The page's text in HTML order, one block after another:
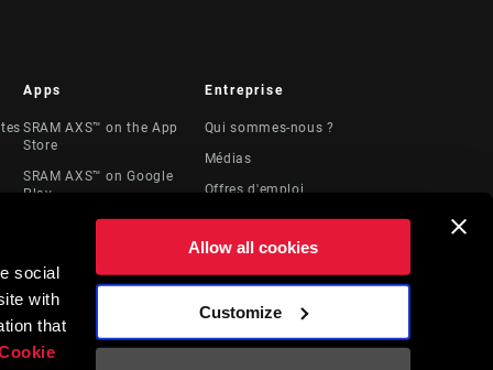
social
with
that
Allow all cookies
Customize
Apps
SRAM AXS™ on the App
Store
SRAM AXS™ on Google
Play
Entreprise
Qui sommes-nous ?
Médias
Offres d'emploi
Logos
Locations
Ressources